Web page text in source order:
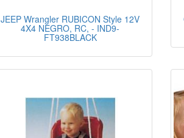
JEEP Wrangler RUBICON Style 12V
4X4 NEGRO, RC, - IND9-
FT938BLACK